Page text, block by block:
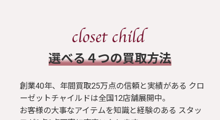
​選べる４つの買取方法
創業40年、年間買取25万点の信頼と実績がある クロ
ーゼットチャイルドは全国12店舗展開中。
お客様の大事なアイテムを知識と経験のある スタッ